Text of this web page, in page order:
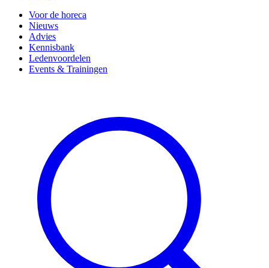
Voor de horeca
Nieuws
Advies
Kennisbank
Ledenvoordelen
Events & Trainingen